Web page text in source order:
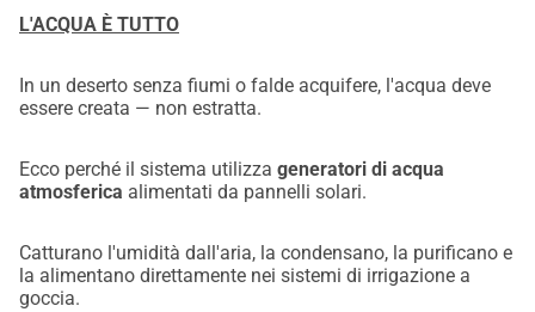
L'ACQUA È TUTTO
In un deserto senza fiumi o falde acquifere, l'acqua deve
essere creata — non estratta.
Ecco perché il sistema utilizza generatori di acqua
atmosferica alimentati da pannelli solari.
Catturano l'umidità dall'aria, la condensano, la purificano e
la alimentano direttamente nei sistemi di irrigazione a
goccia.